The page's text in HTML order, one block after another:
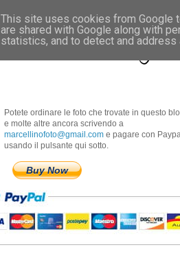
Marcellino
Potete ordinare le foto che trovate in questo
e molte altre ancora scrivendo a
marcellinofoto@gmail.com e pagare con
usando il pulsante qui sotto.
Buy Now
This site uses cookies from Google
are shared with Google along with
statistics, and to detect and address